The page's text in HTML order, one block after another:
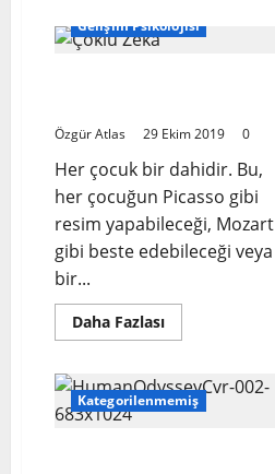
Zeka
Gelişim Psikolojisi
Özgür Atlas 29 Ekim 2019 0
Her çocuk bir dahidir. Bu,
her çocuğun Picasso gibi
resim yapabileceği, Mozart
gibi beste edebileceği veya
bir...
Daha FazlasıRead
more
Zeka
Neden
Önemli
Kategorilenmemiş